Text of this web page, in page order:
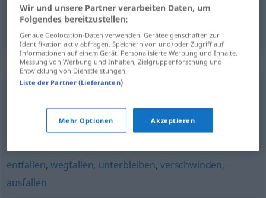
bregðast ausbleiben
Synonyme für "ausbleiben"
wegbleiben,fehlen
entfallen, wegfallen, unterbleiben,verschwinden,
ausfallen
Wir und unsere Partner verarbeiten Daten, um
Folgendes bereitzustellen:
Genaue Geolocation-Daten verwenden. Geräteeigenschaften zur
Identifikation aktiv abfragen. Speichern von und/oder Zugriff auf
Informationen auf einem Gerät. Personalisierte Werbung und Inhalte,
Messung von Werbung und Inhalten, Zielgruppenforschung und
Entwicklung von Dienstleistungen.
Liste der Partner (Lieferanten)
Mehr Optionen Akzeptieren